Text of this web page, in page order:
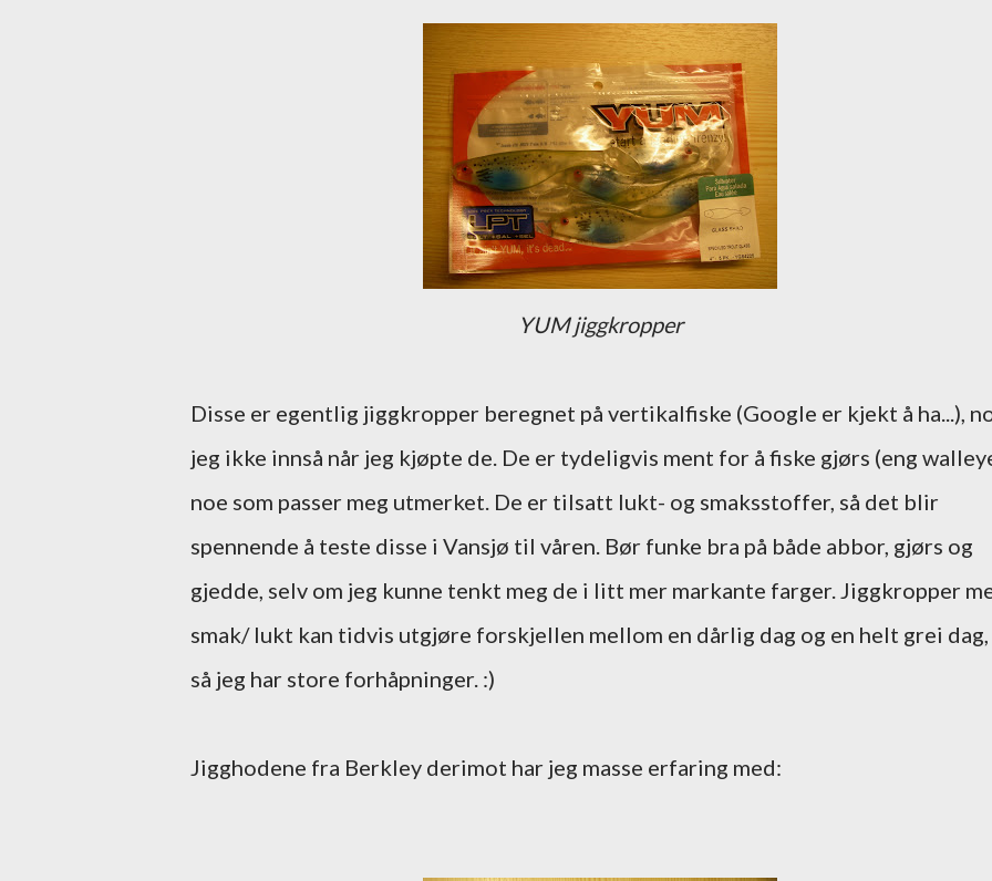
YUM jiggkropper
Disse er egentlig jiggkropper beregnet på vertikalfiske (Google er kjekt å ha...),
jeg ikke innså når jeg kjøpte de. De er tydeligvis ment for å fiske gjørs (eng
noe som passer meg utmerket. De er tilsatt lukt- og smaksstoffer, så det blir
spennende å teste disse i Vansjø til våren. Bør funke bra på både abbor, gjørs og
gjedde, selv om jeg kunne tenkt meg de i litt mer markante farger. Jiggkropper
smak/ lukt kan tidvis utgjøre forskjellen mellom en dårlig dag og en helt grei dag,
så jeg har store forhåpninger. :)
Jigghodene fra Berkley derimot har jeg masse erfaring med: